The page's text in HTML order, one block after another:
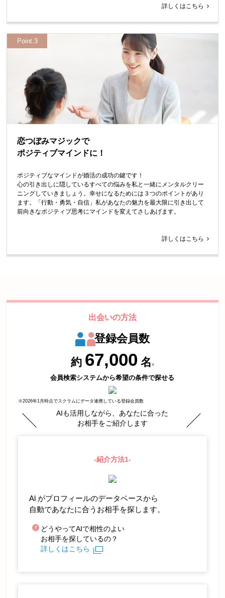
詳しくはこちら
Point.3
恋つぼみマジックで
ポジティブマインドに！
ポジティブなマインドが婚活の成功の鍵です！
心の引き出しに隠しているすべての悩みを私と一緒にメンタルクリー
ニングしていきましょう。幸せになるためには３つのポイントがあり
ます。「行動・勇気・自信」私があなたの魅力を最大限に引き出して
前向きなポジティブ思考にマインドを変えてさしあげます。
詳しくはこちら
出会いの方法
登録会員数
約 67,000 名 ※
会員検索システムから希望の条件で探せる
※2026年1月 時点でスクラムにデータ連携している登録会員数
AIも活用しながら、あなたに合った
お相手をご紹介します
-紹介方法1-
Al がプロフィールのデータベースから
自動であなたに合うお相手を探します。
どうやってAIで相性のよい
お相手を探しているの？
詳しくはこちら